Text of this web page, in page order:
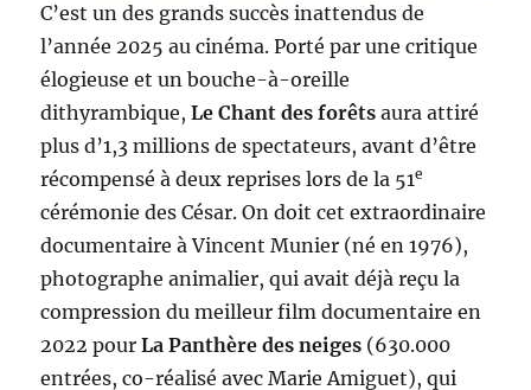
C’est un des grands succès inattendus de
l’année 2025 au cinéma. Porté par une critique
élogieuse et un bouche-à-oreille
dithyrambique,Le Chant des forêts aura attiré
plus d’1,3 millions de spectateurs, avant d’être
récompensé à deux reprises lors de la 51e
cérémonie des César. On doit cet extraordinaire
documentaire à Vincent Munier (né en 1976),
photographe animalier, qui avait déjà reçu la
compression du meilleur film documentaire en
2022 pourLa Panthère des neiges (630.000
entrées, co-réalisé avec Marie Amiguet), qui